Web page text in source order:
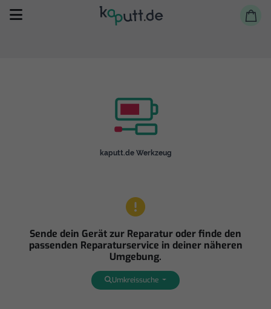
Selbst reparieren
kaputt.de Werkzeug
Sende dein Gerät zur Reparatur oder finde den
passenden Reparaturservice in deiner näheren
Umgebung.
Umkreissuche